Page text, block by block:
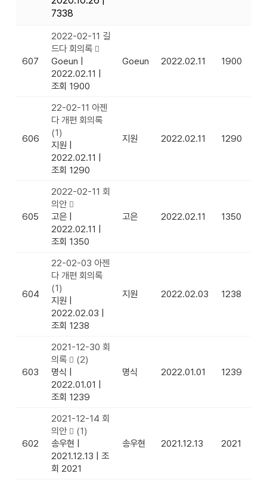
7338
607
2022-02-11 길
드다 회의록
Goeun
2022.02.11
조회 1900
Goeun 2022.02.11 1900
606
22-02-11 아젠
다 개편 회의록
(1)
지원
2022.02.11
조회 1290
지원 2022.02.11 1290
605
2022-02-11 회
의안
고은
2022.02.11
조회 1350
고은 2022.02.11 1350
604
22-02-03 아젠
다 개편 회의록
(1)
지원
2022.02.03
조회 1238
지원 2022.02.03 1238
603
2021-12-30 회
의록
(2)
명식
2022.01.01
조회 1239
명식 2022.01.01 1239
602
2021-12-14 회
의안
(1)
송우현
2021.12.13
조
회 2021
송우현 2021.12.13 2021